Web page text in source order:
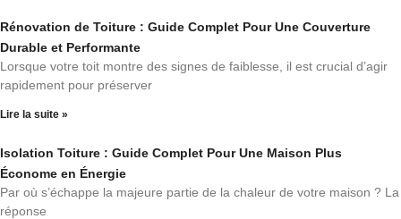
Rénovation de Toiture : Guide Complet Pour Une Couverture
Durable et Performante
Lorsque votre toit montre des signes de faiblesse, il est crucial d’agir
rapidement pour préserver
Lire la suite »
Isolation Toiture : Guide Complet Pour Une Maison Plus
Économe en Énergie
Par où s’échappe la majeure partie de la chaleur de votre maison ? La
réponse